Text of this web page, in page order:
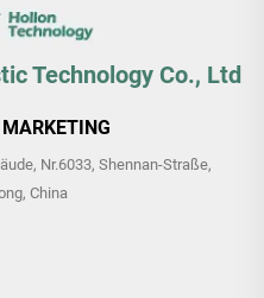
Technology Co., Ltd
Nr.6033, Shennan-Straße,
China